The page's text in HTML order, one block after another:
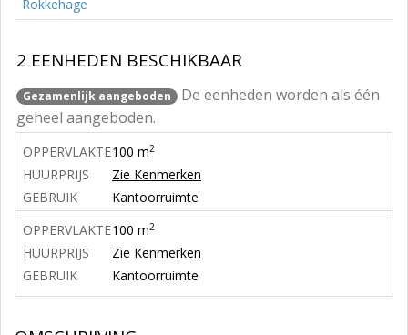
Rokkehage
2 EENHEDEN BESCHIKBAAR
Gezamenlijk aangeboden
De eenheden worden als één
geheel aangeboden.
OPPERVLAKTE100 m2
HUURPRIJS
Zie Kenmerken
GEBRUIK
Kantoorruimte
OPPERVLAKTE100 m2
HUURPRIJS
Zie Kenmerken
GEBRUIK
Kantoorruimte